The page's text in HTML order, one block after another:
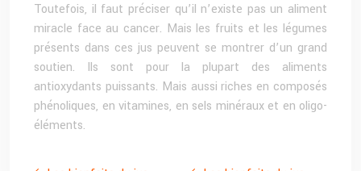
Toutefois, il faut préciser qu’il n’existe pas un aliment
miracle face au cancer. Mais les fruits et les légumes
présents dans ces jus peuvent se montrer d’un grand
soutien. Ils sont pour la plupart des aliments
antioxydants puissants. Mais aussi riches en composés
phénoliques, en vitamines, en sels minéraux et en oligo-
éléments.